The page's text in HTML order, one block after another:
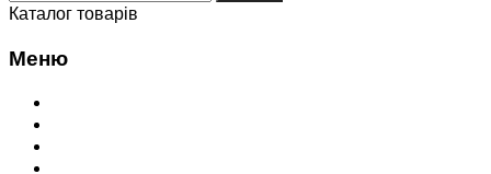
Каталог товарів
Меню
Переглянути